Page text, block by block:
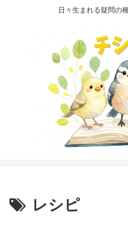
日々生まれる疑問の
レシピ